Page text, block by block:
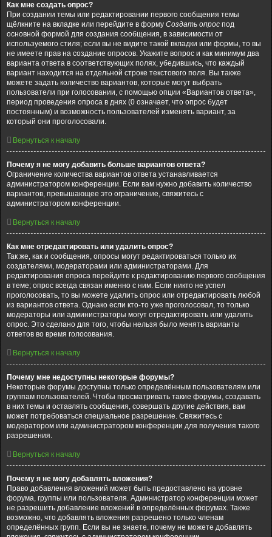
Как мне создать опрос?
При создании темы или редактировании первого сообщения темы
щёлкните на вкладке или перейдите в форму Создать опрос под
основной формой для создания сообщения, в зависимости от
используемого стиля; если вы не видите такой вкладки или формы, то вы
не имеете прав на создание опросов. Укажите вопрос и как минимум два
варианта ответа в соответствующих полях, убедившись, что каждый
вариант находится на отдельной строке текстового поля. Вы также
можете задать количество вариантов, которые могут выбрать
пользователи при голосовании, с помощью опции «Вариантов ответа»,
период проведения опроса в днях (0 означает, что опрос будет
постоянным) и возможность пользователей изменять вариант, за
который они проголосовали.
Вернуться к началу
Почему я не могу добавить больше вариантов ответа?
Ограничение количества вариантов ответа устанавливается
администратором конференции. Если вам нужно добавить количество
вариантов, превышающее это ограничение, свяжитесь с
администратором конференции.
Вернуться к началу
Как мне отредактировать или удалить опрос?
Так же, как и сообщения, опросы могут редактироваться только их
создателями, модераторами или администраторами. Для
редактирования опроса перейдите к редактированию первого сообщения
в теме; опрос всегда связан именно с ним. Если никто не успел
проголосовать, то вы можете удалить опрос или отредактировать любой
из вариантов ответа. Однако если кто-то уже проголосовал, то только
модераторы или администраторы могут отредактировать или удалить
опрос. Это сделано для того, чтобы нельзя было менять варианты
ответов во время голосования.
Вернуться к началу
Почему мне недоступны некоторые форумы?
Некоторые форумы доступны только определённым пользователям или
группам пользователей. Чтобы просматривать такие форумы, создавать
в них темы и оставлять сообщения, совершать другие действия, вам
может потребоваться специальное разрешение. Свяжитесь с
модератором или администратором конференции для получения такого
разрешения.
Вернуться к началу
Почему я не могу добавлять вложения?
Право добавления вложений может быть предоставлено на уровне
форума, группы или пользователя. Администратор конференции может
не разрешить добавление вложений в определённых форумах. Также
возможно, что добавлять вложения разрешено только членам
определённых групп. Если вы не знаете, почему не можете добавлять